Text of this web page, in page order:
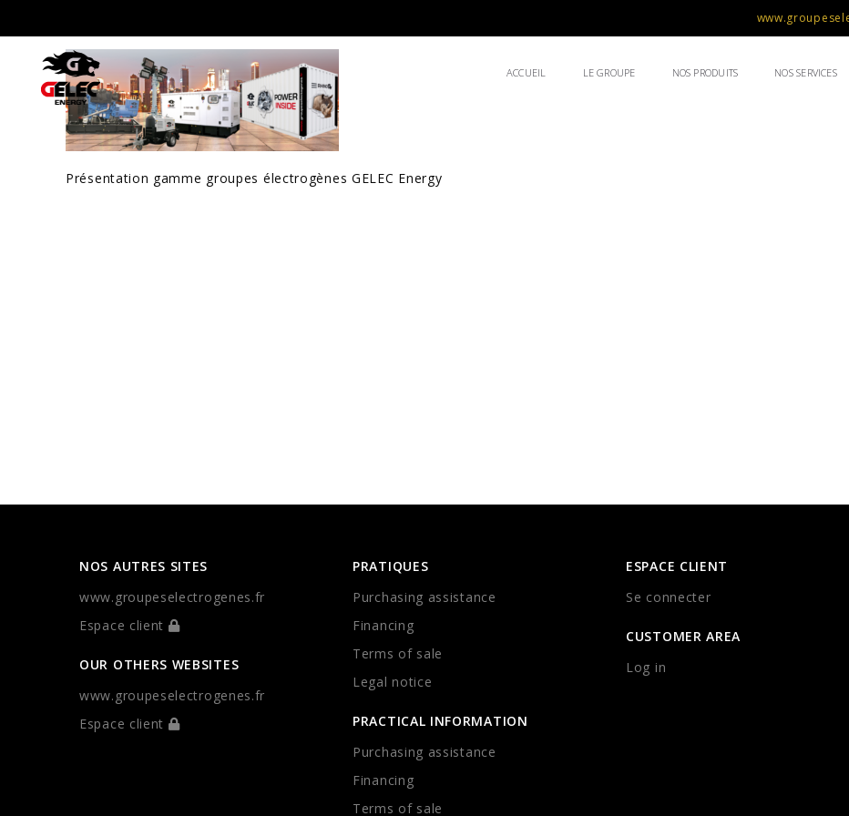
ACCUEIL LE GROUPE NOS PRODUITS NOS SERVICES
Présentation gamme groupes électrogènes GELEC Energy
NOS AUTRES SITES
www.groupeselectrogenes.fr
Espace client
OUR OTHERS WEBSITES
www.groupeselectrogenes.fr
Espace client
PRATIQUES
Purchasing assistance
Financing
Terms of sale
Legal notice
PRACTICAL INFORMATION
Purchasing assistance
Financing
Terms of sale
ESPACE CLIENT
Se connecter
CUSTOMER AREA
Log in